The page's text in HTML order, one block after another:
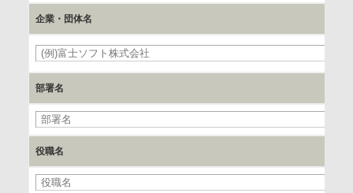
c.第三者への提供の手段または手法
d.提供先および管理者
当社とイベント/セミナーを共同で開催する企業/団体
e.個人情報取り扱いに関する契約
を行います。
企業・団体名
部署名
役職名